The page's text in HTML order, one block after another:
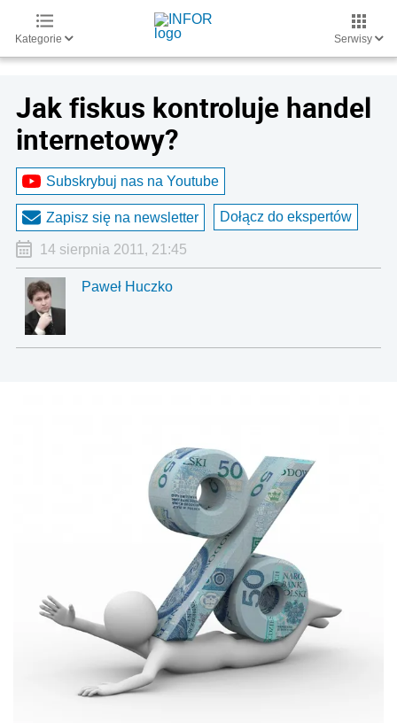
Kategorie Serwisy
Jak fiskus kontroluje handel
internetowy?
Subskrybuj nas na Youtube
Zapisz się na newsletter Dołącz do ekspertów
14 sierpnia 2011, 21:45
Paweł Huczko